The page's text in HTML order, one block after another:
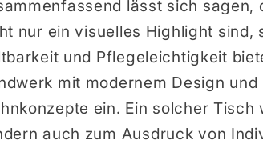
lässt sich
nur ein visuelles Highlight sind,
und Pflegeleichtigkeit
mit modernem Design
ein. Ein solcher
auch zum Ausdruck von